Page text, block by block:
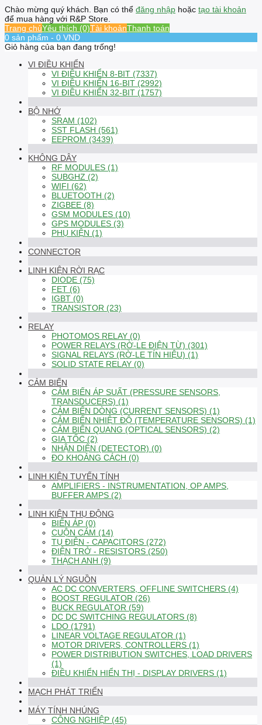
Chào mừng quý khách. Bạn có thể đăng nhập hoặc tạo tài khoản
để mua hàng với R&P Store.
Trang chủYêu thích (0)Tài khoảnThanh toán
0 sản phẩm - 0 VND
Giỏ hàng của bạn đang trống!
VI ĐIỀU KHIỂN
VI ĐIỀU KHIỂN 8-BIT (7337)
VI ĐIỀU KHIỂN 16-BIT (2992)
VI ĐIỀU KHIỂN 32-BIT (1757)
BỘ NHỚ
SRAM (102)
SST FLASH (561)
EEPROM (3439)
KHÔNG DÂY
RF MODULES (1)
SUBGHZ (2)
WIFI (62)
BLUETOOTH (2)
ZIGBEE (8)
GSM MODULES (10)
GPS MODULES (3)
PHỤ KIỆN (1)
CONNECTOR
LINH KIỆN RỜI RẠC
DIODE (75)
FET (6)
IGBT (0)
TRANSISTOR (23)
RELAY
PHOTOMOS RELAY (0)
POWER RELAYS (RỜ-LE ĐIỆN TỪ) (301)
SIGNAL RELAYS (RỜ-LE TÍN HIỆU) (1)
SOLID STATE RELAY (0)
CẢM BIẾN
CẢM BIẾN ÁP SUẤT (PRESSURE SENSORS,
TRANSDUCERS) (1)
CẢM BIẾN DÒNG (CURRENT SENSORS) (1)
CẢM BIẾN NHIỆT ĐỘ (TEMPERATURE SENSORS) (1)
CẢM BIẾN QUANG (OPTICAL SENSORS) (2)
GIA TỐC (2)
NHẬN DIỆN (DETECTOR) (0)
ĐO KHOẢNG CÁCH (0)
LINH KIỆN TUYẾN TÍNH
AMPLIFIERS - INSTRUMENTATION, OP AMPS,
BUFFER AMPS (2)
LINH KIỆN THỤ ĐỘNG
BIẾN ÁP (0)
CUỘN CẢM (14)
TỤ ĐIỆN - CAPACITORS (272)
ĐIỆN TRỞ - RESISTORS (250)
THẠCH ANH (9)
QUẢN LÝ NGUỒN
AC DC CONVERTERS, OFFLINE SWITCHERS (4)
BOOST REGULATOR (26)
BUCK REGULATOR (59)
DC DC SWITCHING REGULATORS (8)
LDO (1791)
LINEAR VOLTAGE REGULATOR (1)
MOTOR DRIVERS, CONTROLLERS (1)
POWER DISTRIBUTION SWITCHES, LOAD DRIVERS
(1)
ĐIỀU KHIỂN HIỂN THỊ - DISPLAY DRIVERS (1)
MẠCH PHÁT TRIỂN
MÁY TÍNH NHÚNG
CÔNG NGHIỆP (45)